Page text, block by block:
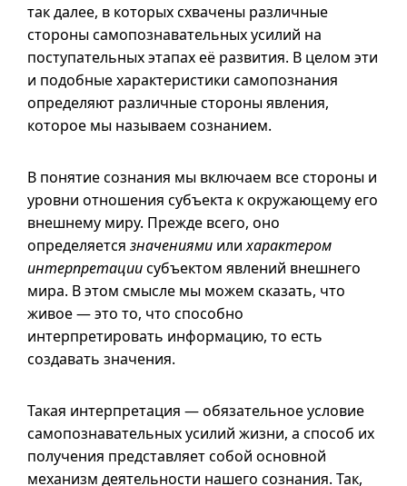
так далее, в которых схвачены различные
стороны самопознавательных усилий на
поступательных этапах её развития. В целом эти
и подобные характеристики самопознания
определяют различные стороны явления,
которое мы называем сознанием.
В понятие сознания мы включаем все стороны и
уровни отношения субъекта к окружающему его
внешнему миру. Прежде всего, оно
определяется значениями илихарактером
интерпретациисубъектом явлений внешнего
мира. В этом смысле мы можем сказать, что
живое — это то, что способно
интерпретировать информацию, то есть
создавать значения.
Такая интерпретация — обязательное условие
самопознавательных усилий жизни, а способ их
получения представляет собой основной
механизм деятельности нашего сознания. Так,